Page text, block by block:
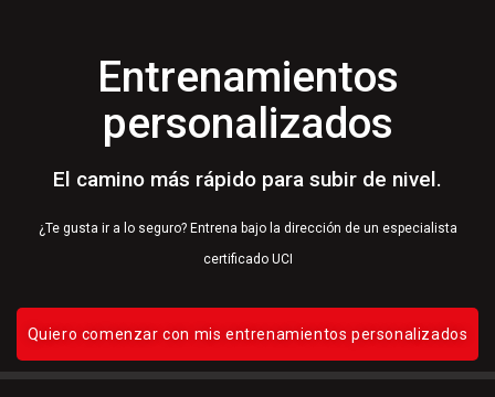
Entrenamientos
personalizados
El camino más rápido para subir de nivel.
¿Te gusta ir a lo seguro? Entrena bajo la dirección de un especialista
certificado UCI​
Quiero comenzar con mis entrenamientos personalizados